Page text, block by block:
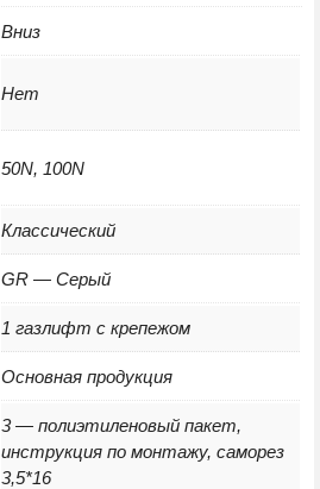
Вниз
Нет
50N, 100N
Классический
GR — Серый
1 газлифт с крепежом
Основная продукция
3 — полиэтиленовый пакет,
инструкция по монтажу, саморез
3,5*16